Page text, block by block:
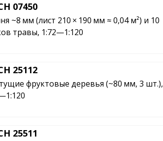
07450
~8 мм (лист 210 × 190 мм ≈ 0,04 м²) и 10
травы, 1:72—1:120
25112
фруктовые деревья (~80 мм, 3 шт.),
25511